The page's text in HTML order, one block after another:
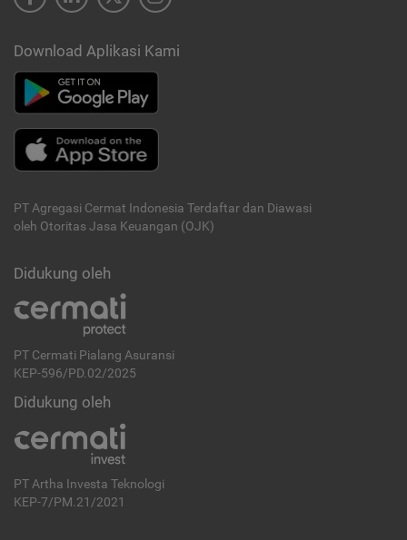
Download Aplikasi Kami
PT Agregasi Cermat Indonesia Terdaftar dan Diawasi
oleh Otoritas Jasa Keuangan (OJK)
Didukung oleh
PT Cermati Pialang Asuransi
KEP-596/PD.02/2025
Didukung oleh
PT Artha Investa Teknologi
KEP-7/PM.21/2021